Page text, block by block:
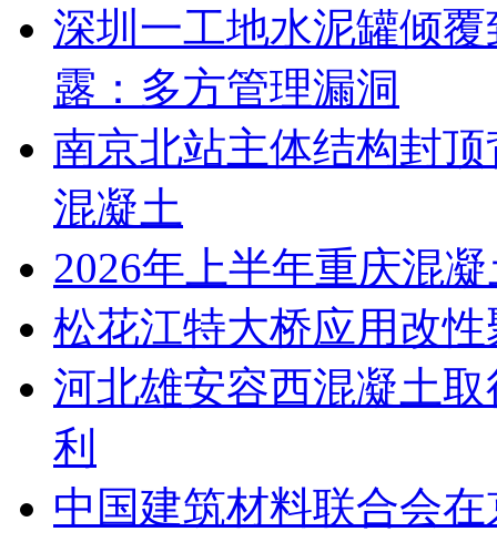
深圳一工地水泥罐倾
露：多方管理漏洞
南京北站主体结构封
混凝土
2026年上半年重庆混
松花江特大桥应用改
河北雄安容西混凝土
利
中国建筑材料联合会